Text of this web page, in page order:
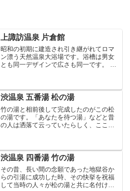
上諏訪温泉 片倉館
昭和の初期に建造され引き継がれてロマ
ン漂う天然温泉大浴場です。浴槽は男女
とも同一デザインで広さも同一です。 天
さ。深さ1.1mの底には玉砂利を敷き詰
め、立つと心地よい...
渋温泉 五番湯 松の湯
竹の湯と相前後して完成したのがこの松
の湯です。「あなたを待つ湯」などと昔
の人は洒落て云っていたらしく、ここが
現地案内看板より最終入湯...
渋温泉 四番湯 竹の湯
その昔、長い間の念願であった地獄谷か
らの引湯に成功した時、その快挙を祝福
して当時の人々が松の湯と共に名付けま